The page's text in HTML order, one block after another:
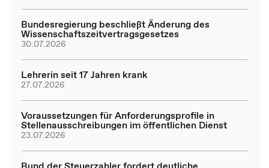
Bundesregierung beschließt Änderung des
Wissenschaftszeitvertragsgesetzes
30.07.2026
Lehrerin seit 17 Jahren krank
27.07.2026
Voraussetzungen für Anforderungsprofile in
Stellenausschreibungen im öffentlichen Dienst
23.07.2026